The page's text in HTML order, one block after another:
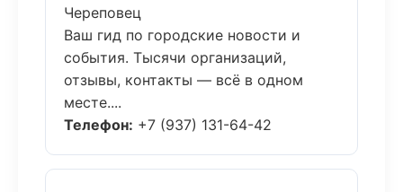
Череповец
Ваш гид по городские новости и
события. Тысячи организаций,
отзывы, контакты — всё в одном
месте....
Телефон: +7 (937) 131-64-42